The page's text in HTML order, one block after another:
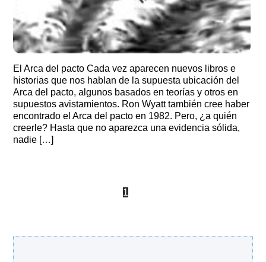
El Arca del pacto Cada vez aparecen nuevos libros e
historias que nos hablan de la supuesta ubicación del
Arca del pacto, algunos basados en teorías y otros en
supuestos avistamientos. Ron Wyatt también cree haber
encontrado el Arca del pacto en 1982. Pero, ¿a quién
creerle? Hasta que no aparezca una evidencia sólida,
nadie […]
1